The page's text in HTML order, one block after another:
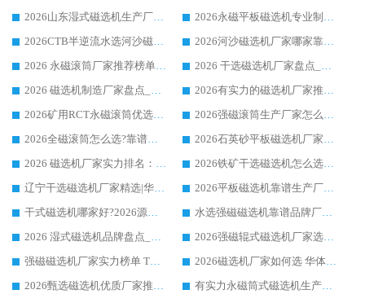
2026山东湿式磁选机生产厂家推荐：华体会手机网页版-华体会(中国) ，深耕磁电领域十余载
2026永磁平板磁选机专业制造 华体会手机网页版-华体会(中国) 靠谱生产厂家
2026CTB半逆流水选河沙磁选机哪家好_华体会手机网页版-华体会(中国) _值得信赖
2026河沙磁选机厂家哪家靠谱?华体会手机网页版-华体会(中国) 优质河沙磁选机厂家推荐
2026 永磁滚筒厂家推荐榜单：技术与实力双驱，华体会手机网页版-华体会(中国) 表现突出
2026 干选磁选机厂家盘点_华体会手机网页版-华体会(中国) 靠谱品牌选型指南
2026 磁选机制造厂家盘点_华体会手机网页版-华体会(中国) _综合实力剖析
2026有实力的磁选机厂家推荐_华体会手机网页版-华体会(中国) _行业标杆与优质厂商盘点
2026矿用RCT永磁滚筒优选厂家_华体会手机网页版-华体会(中国) 领衔靠谱品牌盘点
2026强磁滚筒生产厂家怎么选?行业口碑推荐华体会手机网页版-华体会(中国)
2026全磁滚筒怎么选?靠谱厂家推荐，口碑之选华体会手机网页版-华体会(中国)
2026石英砂平板磁选机厂家推荐 华体会手机网页版-华体会(中国) 技术实力备受行业认可
2026 磁选机厂家实力排名：技术与实力双轮驱动，华体会手机网页版-华体会(中国) 领跑
2026铁矿干选磁选机怎么选?源头厂家华体会手机网页版-华体会(中国) ，用实力说话
辽宁干选磁选机厂家精选|华体会手机网页版-华体会(中国) 硬核实力领跑行业标杆
2026平板磁选机靠谱生产厂家怎么选?行业标杆华体会手机网页版-华体会(中国) ，凭硬实力脱颖而出
干式磁选机哪家好?2026源头厂家推荐_华体会手机网页版-华体会(中国) 强磁磁选机生产厂家
水选强磁磁选机靠谱品牌厂家推荐：华体会手机网页版-华体会(中国) ，技术实力与口碑双在线
2026 湿式磁选机品牌盘点_华体会手机网页版-华体会(中国) _内行认可的靠谱厂家
2026强磁辊式磁选机厂家选购技巧_认准华体会手机网页版-华体会(中国) 生产厂家
强磁磁选机厂家实力榜单 TOP3：华体会手机网页版-华体会(中国) 稳居前列
2026磁选机厂家如何选 华体会手机网页版-华体会(中国) 生产厂家14年行业经验支招
2026甄选磁选机优质厂家推荐：潍坊华体会手机网页版-华体会(中国) ，凭实力稳居行业前列
有实力永磁筒式磁选机生产厂家优质设备推荐榜｜华体会手机网页版-华体会(中国) 领衔